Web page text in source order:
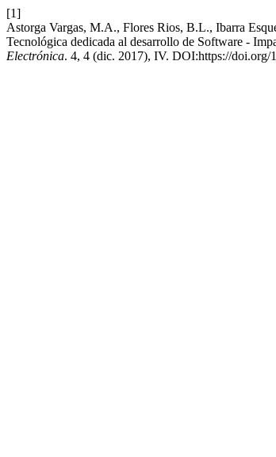
[1]
Astorga Vargas, M.A., Flores Rios, B.L., Ibarra
Tecnológica dedicada al desarrollo de Software -
Electrónica. 4, 4 (dic. 2017), IV. DOI:https://doi.org/